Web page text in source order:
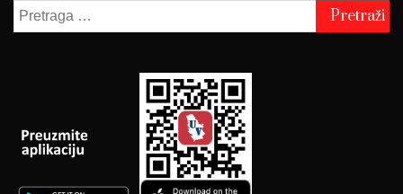
Pretraga
za: